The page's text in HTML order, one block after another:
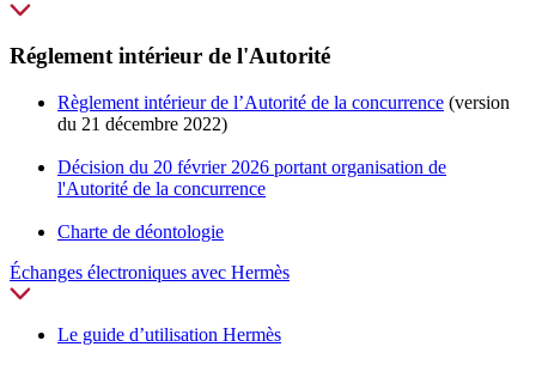
Réglement intérieur de l'Autorité
Règlement intérieur de l’Autorité de la concurrence (version
du 21 décembre 2022)
Décision du 20 février 2026 portant organisation de
l'Autorité de la concurrence
Charte de déontologie
Échanges électroniques avec Hermès
Le guide d’utilisation Hermès